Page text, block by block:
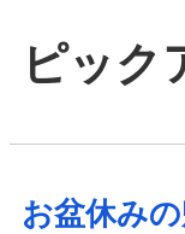
ピック
お盆休み